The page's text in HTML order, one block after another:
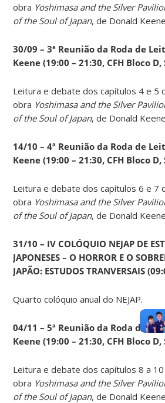
obra Yoshimasa and the Silver
of the Soul of Japan, de Donald
30/09 – 3ª Reunião da Roda de
Keene (19:00 – 21:30, CFH Bloco D,
Leitura e debate dos capítulos 4 e 5
obra Yoshimasa and the Silver
of the Soul of Japan, de Donald
14/10 – 4ª Reunião da Roda de
Keene (19:00 – 21:30, CFH Bloco D,
Leitura e debate dos capítulos 6 e 7
obra Yoshimasa and the Silver
of the Soul of Japan, de Donald
31/10 – IV COLÓQUIO NEJAP DE
JAPONESES – O HORROR E O
JAPÃO: ESTUDOS TRANVERSAIS
Quarto colóquio anual do NEJAP.
04/11 – 5ª Reunião da Roda de
Keene (19:00 – 21:30, CFH Bloco D,
Leitura e debate dos capítulos 8 a 10
obra Yoshimasa and the Silver
of the Soul of Japan, de Donald